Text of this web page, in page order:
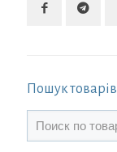
Пошук товарів